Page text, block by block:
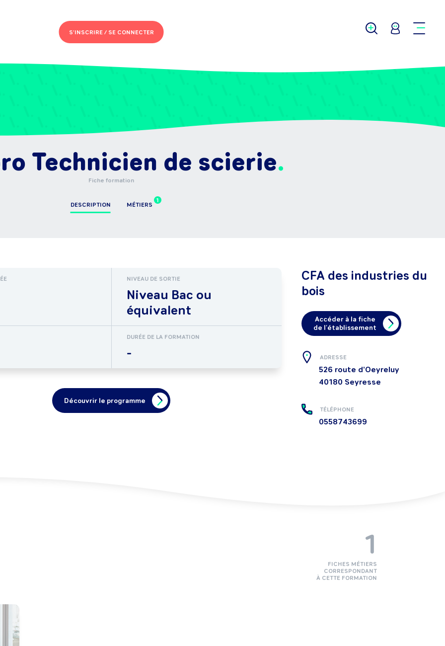
S'INSCRIRE /SE CONNECTER
Technicien de scierie
Fiche formation
DESCRIPTION
1
MÉTIERS
NIVEAU DE SORTIE
Niveau Bac ou
équivalent
DURÉE DE LA FORMATION
-
Découvrir le programme
CFA des industries du
bois
Accéder à la fiche
de l'établissement
ADRESSE
526 route d'Oeyreluy
40180 Seyresse
TÉLÉPHONE
0558743699
1
FICHES MÉTIERS
CORRESPONDANT
À CETTE FORMATION